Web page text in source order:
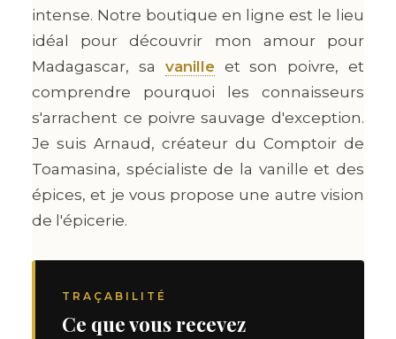
intense. Notre boutique en ligne est le lieu
idéal pour découvrir mon amour pour
Madagascar, sa vanilleet son poivre, et
comprendre pourquoi les connaisseurs
s'arrachent ce poivre sauvage d'exception.
Je suis Arnaud, créateur du Comptoir de
Toamasina, spécialiste de la vanille et des
épices, et je vous propose une autre vision
de l'épicerie.
TRAÇABILITÉ
Ce que vous recevez